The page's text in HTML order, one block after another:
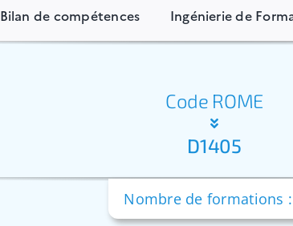
Bilan de compétences Ingénierie de
Code ROME
D1405
Nombre de formations :